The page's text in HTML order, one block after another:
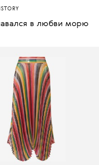
в любви морю